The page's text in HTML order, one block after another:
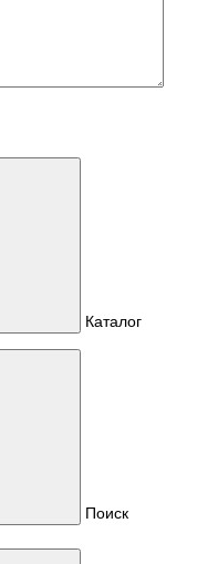
Каталог
Поиск